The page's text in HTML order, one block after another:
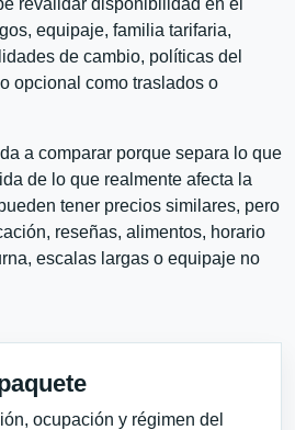
equipaje, familia tarifaria,
de cambio, políticas del
opcional como traslados o
a comparar porque separa lo que
de lo que realmente afecta la
tener precios similares, pero
reseñas, alimentos, horario
escalas largas o equipaje no
ocupación y régimen del